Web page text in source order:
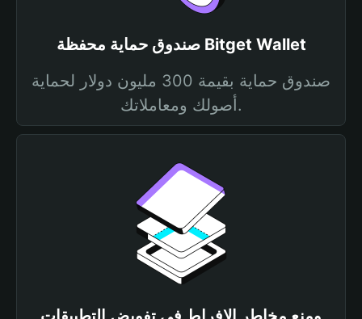
صندوق حماية محفظة Bitget Wallet
صندوق حماية بقيمة 300 مليون دولار لحماية
أصولك ومعاملاتك.